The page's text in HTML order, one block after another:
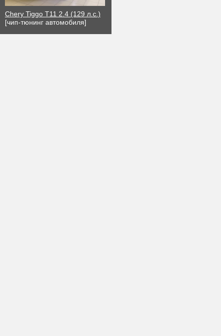
Chery Tiggo T11 2.4 (129 л.с.)
[чип-тюнинг автомобиля]